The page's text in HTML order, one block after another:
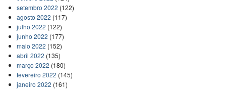
setembro 2022 (122)
agosto 2022 (117)
julho 2022 (122)
junho 2022 (177)
maio 2022 (152)
abril 2022 (135)
março 2022 (180)
fevereiro 2022 (145)
janeiro 2022 (161)